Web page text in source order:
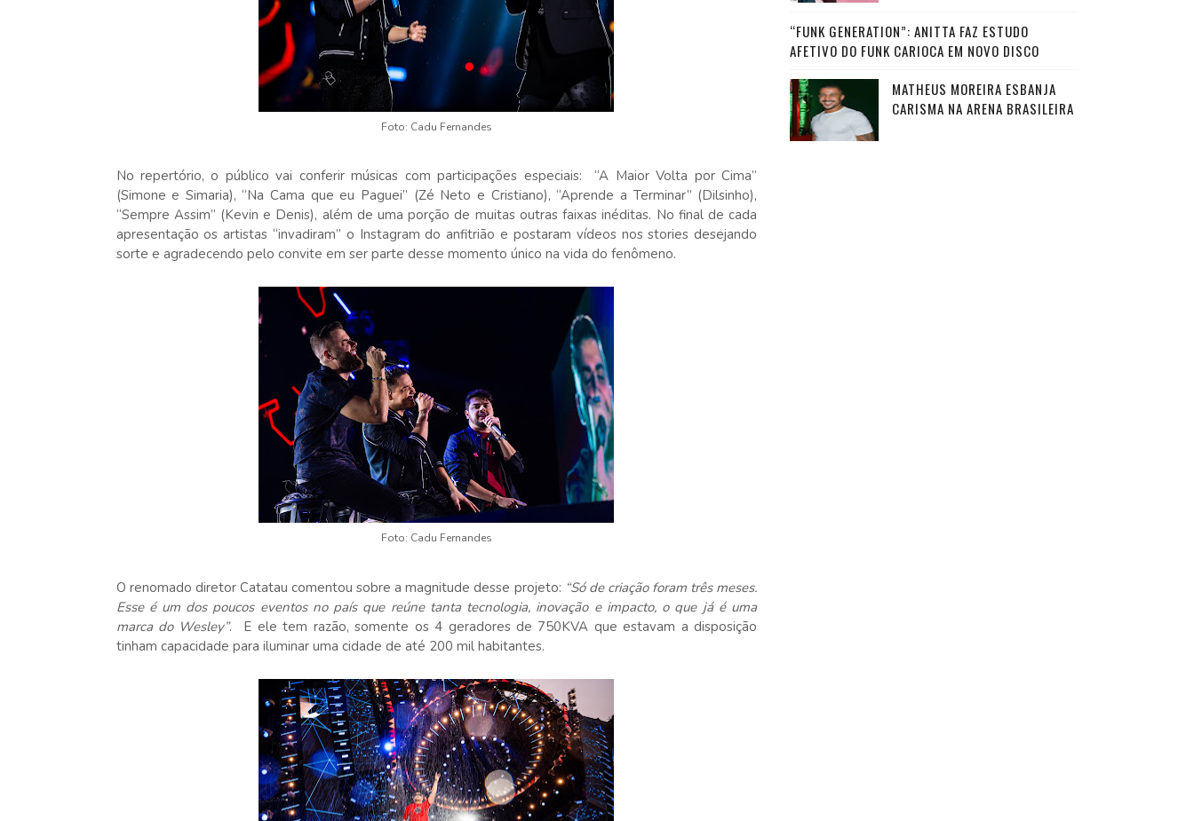
Foto: Cadu Fernandes
No repertório, o público vai conferir músicas com participações especiais: “A Maior Volta por Cima”
(Simone e Simaria), “Na Cama que eu Paguei” (Zé Neto e Cristiano), “Aprende a Terminar” (Dilsinho),
“Sempre Assim” (Kevin e Denis), além de uma porção de muitas outras faixas inéditas. No final de cada
apresentação os artistas “invadiram” o Instagram do anfitrião e postaram vídeos nos stories desejando
sorte e agradecendo pelo convite em ser parte desse momento único na vida do fenômeno.
Foto: Cadu Fernandes
O renomado diretor Catatau comentou sobre a magnitude desse projeto: “Só de criação foram três meses.
Esse é um dos poucos eventos no país que reúne tanta tecnologia, inovação e impacto, o que já é uma
marca do Wesley”. E ele tem razão, somente os 4 geradores de 750KVA que estavam a disposição
tinham capacidade para iluminar uma cidade de até 200 mil habitantes.
“FUNK GENERATION”: ANITTA FAZ ESTUDO
AFETIVO DO FUNK CARIOCA EM NOVO DISCO
MATHEUS MOREIRA ESBANJA
CARISMA NA ARENA BRASILEIRA